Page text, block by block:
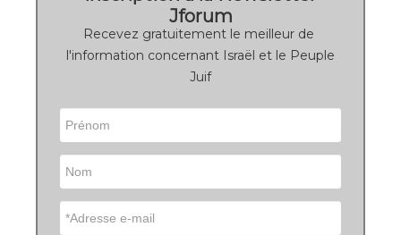
Jforum
Recevez gratuitement le meilleur de
l'information concernant Israël et le Peuple
Juif